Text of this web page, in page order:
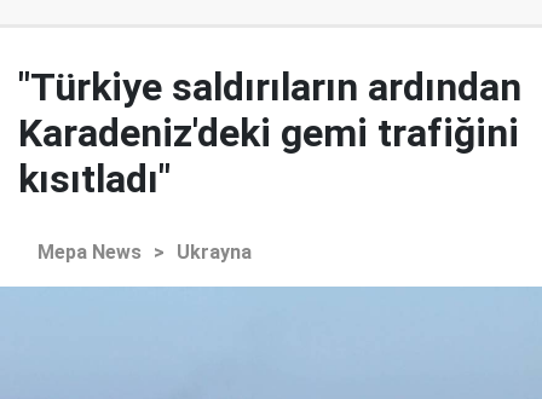
"Türkiye saldırıların ardından
Karadeniz'deki gemi trafiğini
kısıtladı"
Mepa News > Ukrayna